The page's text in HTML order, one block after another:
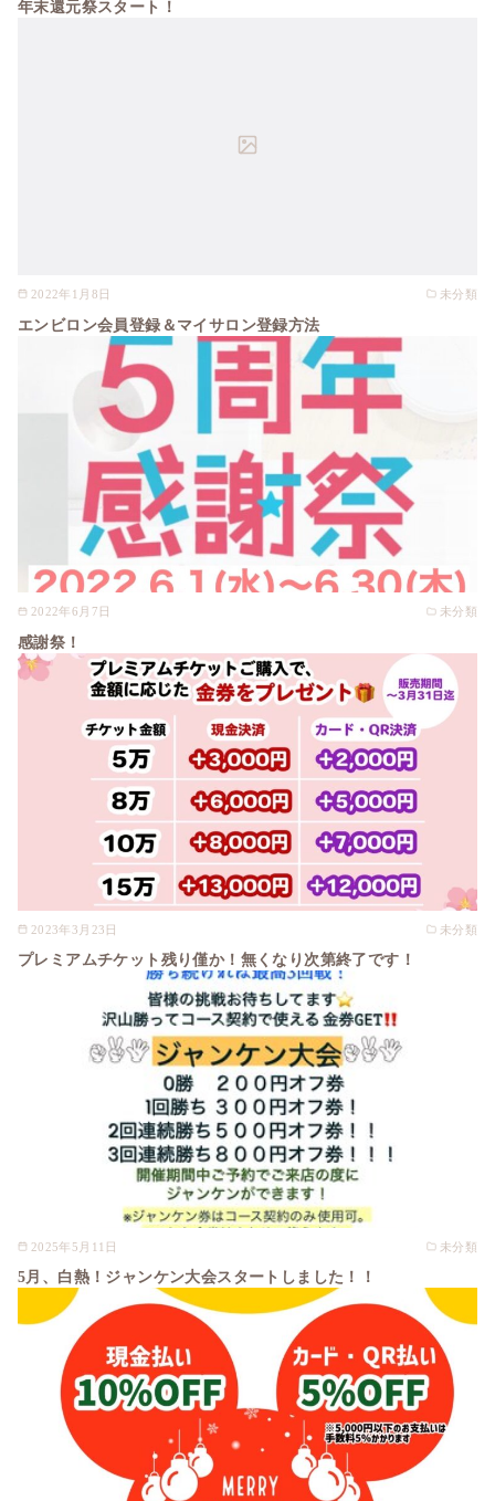
年末還元祭スタート！
2022年1月8日 未分類
エンビロン会員登録＆マイサロン登録方法
2022年6月7日 未分類
感謝祭！
2023年3月23日 未分類
プレミアムチケット残り僅か！無くなり次第終了です！
2025年5月11日 未分類
5月、白熱！ジャンケン大会スタートしました！！